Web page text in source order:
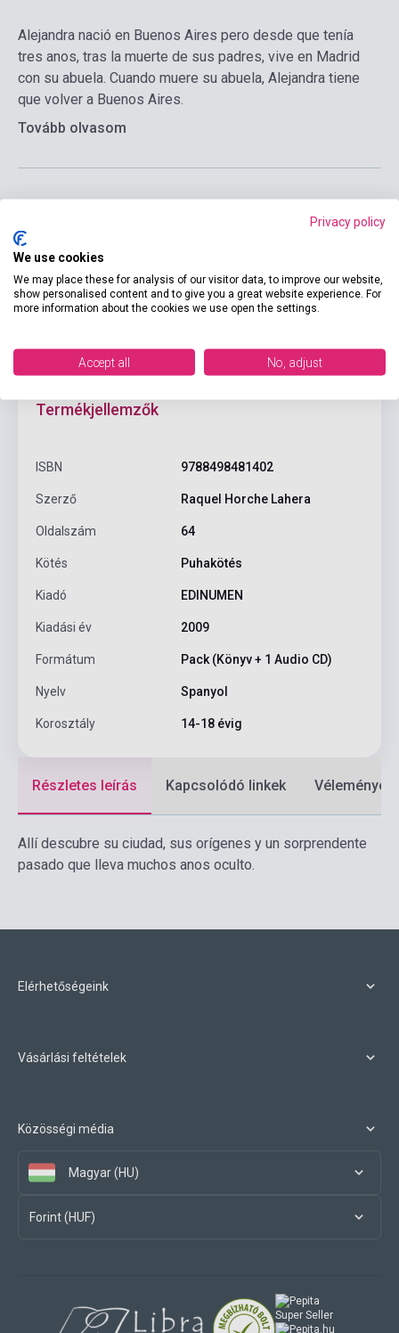
Alejandra nació en Buenos Aires pero desde que tenía
tres anos, tras la muerte de sus padres, vive en Madrid
con su abuela. Cuando muere su abuela, Alejandra tiene
que volver a Buenos Aires.
Tovább olvasom
Kosárba
Termékjellemzők
ISBN 9788498481402
Szerző Raquel Horche Lahera
Oldalszám 64
Kötés Puhakötés
Kiadó EDINUMEN
Kiadási év 2009
Formátum Pack (Könyv + 1 Audio CD)
Nyelv Spanyol
Korosztály 14-18 évig
Részletes leírás Kapcsolódó linkek Vélemények
Allí descubre su ciudad, sus orígenes y un sorprendente
pasado que lleva muchos anos oculto.
Elérhetőségeink
Vásárlási feltételek
Közösségi média
Magyar (HU)
Forint (HUF)
Privacy policy
We use cookies
We may place these for analysis of our visitor data, to improve our website,
show personalised content and to give you a great website experience. For
more information about the cookies we use open the settings.
Accept all No, adjust